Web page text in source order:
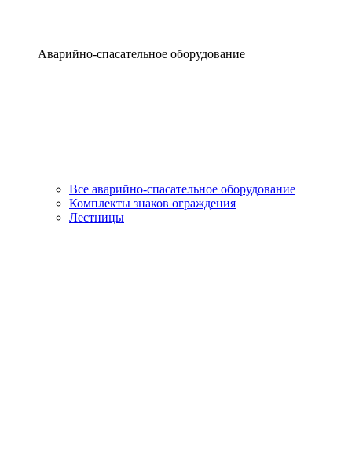
Аварийно-спасательное оборудование
Все аварийно-спасательное оборудование
Комплекты знаков ограждения
Лестницы